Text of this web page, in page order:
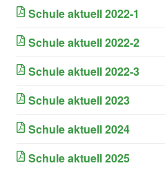
Schule aktuell 2022-1
Schule aktuell 2022-2
Schule aktuell 2022-3
Schule aktuell 2023
Schule aktuell 2024
Schule aktuell 2025